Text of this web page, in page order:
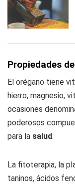
Propiedades
El orégano tiene
hierro, magnesio,
ocasiones
poderosos
para la salud.
La fitoterapia, la
taninos, ácidos